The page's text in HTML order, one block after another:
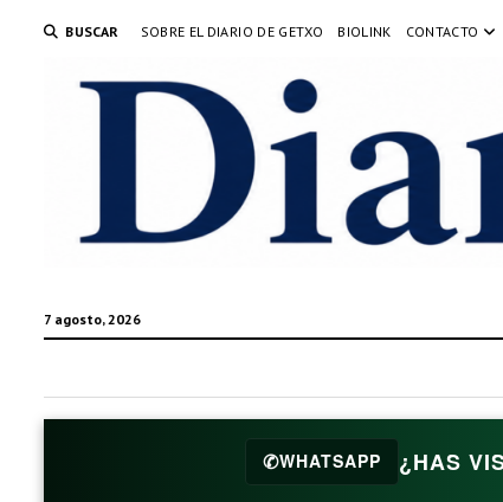
BUSCAR SOBRE EL DIARIO DE GETXO BIOLINK CONTACTO
7 agosto, 2026
✆WHATSAPP ¿HAS